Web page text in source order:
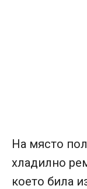
На място
хладилно
което била